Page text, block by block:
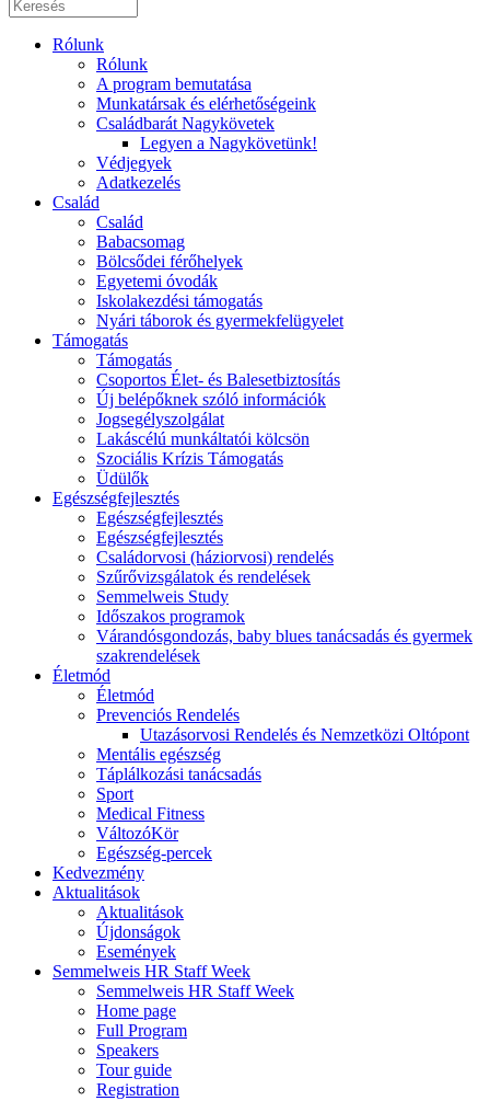
Rólunk
Rólunk
A program bemutatása
Munkatársak és elérhetőségeink
Családbarát Nagykövetek
Legyen a Nagykövetünk!
Védjegyek
Adatkezelés
Család
Család
Babacsomag
Bölcsődei férőhelyek
Egyetemi óvodák
Iskolakezdési támogatás
Nyári táborok és gyermekfelügyelet
Támogatás
Támogatás
Csoportos Élet- és Balesetbiztosítás
Új belépőknek szóló információk
Jogsegélyszolgálat
Lakáscélú munkáltatói kölcsön
Szociális Krízis Támogatás
Üdülők
Egészségfejlesztés
Egészségfejlesztés
Egészségfejlesztés
Családorvosi (háziorvosi) rendelés
Szűrővizsgálatok és rendelések
Semmelweis Study
Időszakos programok
Várandósgondozás, baby blues tanácsadás és gyermek
szakrendelések
Életmód
Életmód
Prevenciós Rendelés
Utazásorvosi Rendelés és Nemzetközi Oltópont
Mentális egészség
Táplálkozási tanácsadás
Sport
Medical Fitness
VáltozóKör
Egészség-percek
Kedvezmény
Aktualitások
Aktualitások
Újdonságok
Események
Semmelweis HR Staff Week
Semmelweis HR Staff Week
Home page
Full Program
Speakers
Tour guide
Registration